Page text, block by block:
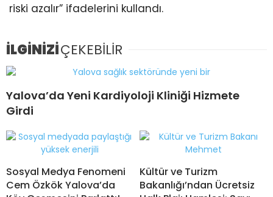
riski azalır” ifadelerini kullandı.
İLGİNİZİÇEKEBİLİR
Yalova’da Yeni Kardiyoloji Kliniği Hizmete
Girdi
Sosyal Medya Fenomeni
Cem Özkök Yalova’da
Kültür ve Turizm
Bakanlığı’ndan Ücretsiz